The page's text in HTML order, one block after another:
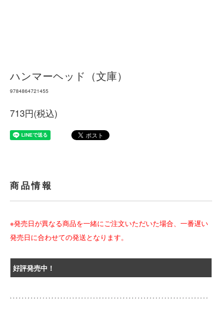
ハンマーヘッド（文庫）
9784864721455
713円(税込)
商品情報
※発売日が異なる商品を一緒にご注文いただいた場合、一番遅い
発売日に合わせての発送となります。
好評発売中！